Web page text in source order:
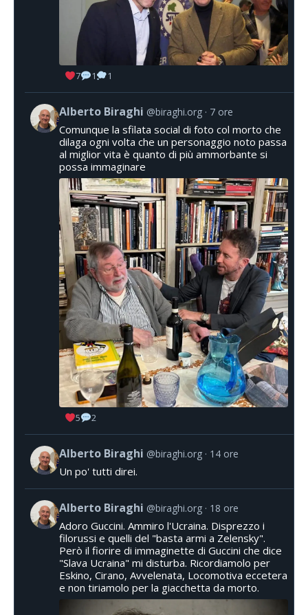
7 1 1
Alberto Biraghi @biraghi.org 7 ore
Comunque la sfilata social di foto col morto che
dilaga ogni volta che un personaggio noto passa
al miglior vita è quanto di più ammorbante si
possa immaginare
5 2
Alberto Biraghi @biraghi.org 14 ore
Un po' tutti direi.
Alberto Biraghi @biraghi.org 18 ore
Adoro Guccini. Ammiro l'Ucraina. Disprezzo i
filorussi e quelli del "basta armi a Zelensky".
Però il fiorire di immaginette di Guccini che dice
"Slava Ucraina" mi disturba. Ricordiamolo per
Eskino, Cirano, Avvelenata, Locomotiva eccetera
e non tiriamolo per la giacchetta da morto.